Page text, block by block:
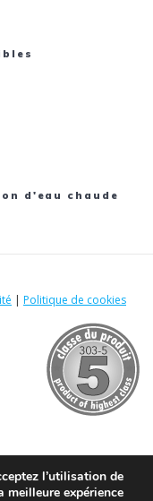
d'eau chaude
| Politique de cookies
l’utilisation de
expérience